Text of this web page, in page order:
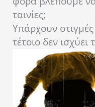
ταινίες;
Υπάρχουν
τέτοιο δεν ισχύει